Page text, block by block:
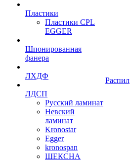
Пластики
Пластики CPL
EGGER
Шпонированная
фанера
ЛХДФ
ЛДСП
Русский ламинат
Невский
ламинат
Kronostar
Egger
kronospan
ШЕКСНА
Распил